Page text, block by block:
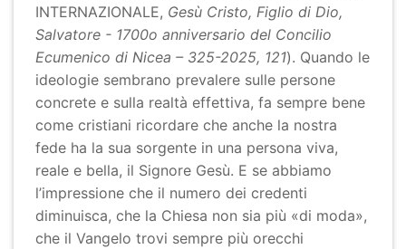
INTERNAZIONALE, Gesù Cristo, Figlio di Dio,
Salvatore - 1700o anniversario del Concilio
Ecumenico di Nicea – 325-2025, 121). Quando le
ideologie sembrano prevalere sulle persone
concrete e sulla realtà effettiva, fa sempre bene
come cristiani ricordare che anche la nostra
fede ha la sua sorgente in una persona viva,
reale e bella, il Signore Gesù. E se abbiamo
l’impressione che il numero dei credenti
diminuisca, che la Chiesa non sia più «di moda»,
che il Vangelo trovi sempre più orecchi